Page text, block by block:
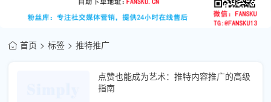
首页 标签 推特推广
点赞也能成为艺术：推特内容推广的高级
指南